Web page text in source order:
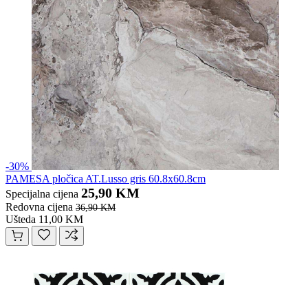
-30%
PAMESA pločica AT.Lusso gris 60.8x60.8cm
Specijalna cijena 25,90 KM
Redovna cijena 36,90 KM
Ušteda 11,00 KM